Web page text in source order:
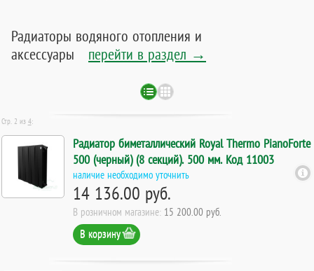
Радиаторы водяного отопления и
аксессуары
перейти в раздел →
Стр. 2 из 4:
Радиатор биметаллический Royal Thermo PianoForte
500 (черный) (8 секций). 500 мм. Код 11003
наличие необходимо уточнить
14 136.00 руб.
В розничном магазине: 15 200.00 руб.
В корзину